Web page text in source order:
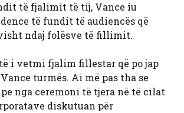
të fjalimit të tij, Vance iu
të fundit të audiencës që
ndaj folësve të fillimit.
i vetmi fjalim fillestar që po jap
turmës. Ai më pas tha se
nga ceremoni të tjera në të cilat
diskutuan për